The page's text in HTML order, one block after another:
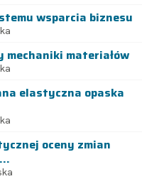
wsparcia biznesu
mechaniki materiałów
elastyczna opaska
oceny zmian